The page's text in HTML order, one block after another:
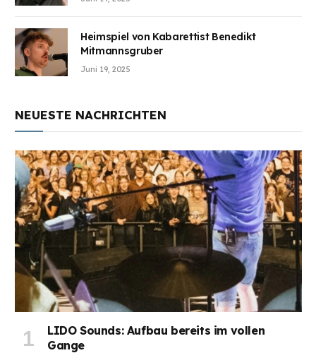
Heimspiel von Kabarettist Benedikt
Mitmannsgruber
Juni 19, 2025
NEUESTE NACHRICHTEN
LIDO Sounds: Aufbau bereits im vollen
Gange